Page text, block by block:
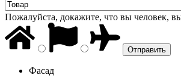
Пожалуйста, докажите, что вы человек,
Фасад